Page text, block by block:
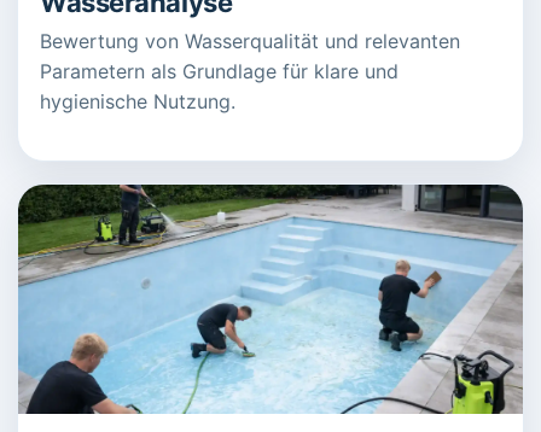
Bewertung von Wasserqualität und relevanten
Parametern als Grundlage für klare und
hygienische Nutzung.